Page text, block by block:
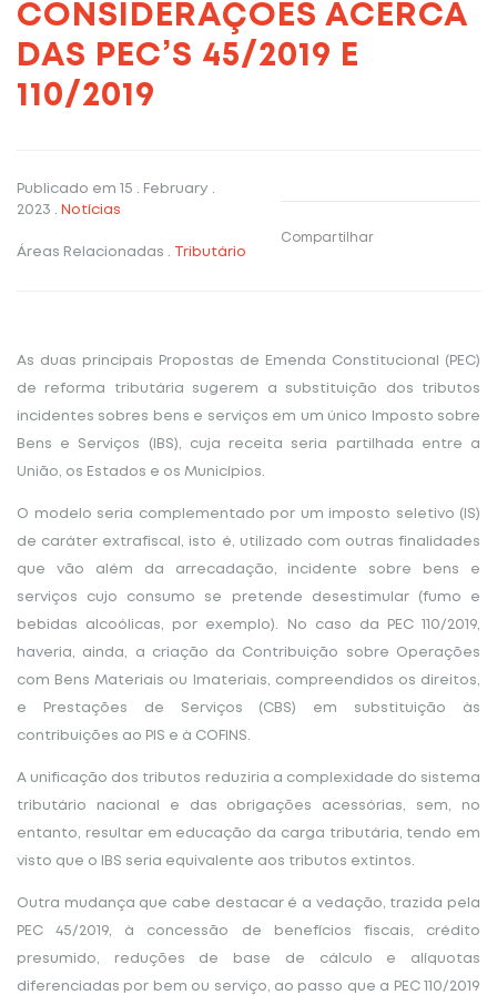
CONSIDERAÇÕES ACERCA
DAS PEC’S 45/2019 E
110/2019
Publicado em
15 . February .
2023
Notícias
Áreas Relacionadas Tributário
Compartilhar
As duas principais Propostas de Emenda Constitucional (PEC)
de reforma tributária sugerem a substituição dos tributos
incidentes sobres bens e serviços em um único Imposto sobre
Bens e Serviços (IBS), cuja receita seria partilhada entre a
União, os Estados e os Municípios.
O modelo seria complementado por um imposto seletivo (IS)
de caráter extrafiscal, isto é, utilizado com outras finalidades
que vão além da arrecadação, incidente sobre bens e
serviços cujo consumo se pretende desestimular (fumo e
bebidas alcoólicas, por exemplo). No caso da PEC 110/2019,
haveria, ainda, a criação da Contribuição sobre Operações
com Bens Materiais ou Imateriais, compreendidos os direitos,
e Prestações de Serviços (CBS) em substituição às
contribuições ao PIS e à COFINS.
A unificação dos tributos reduziria a complexidade do sistema
tributário nacional e das obrigações acessórias, sem, no
entanto, resultar em educação da carga tributária, tendo em
visto que o IBS seria equivalente aos tributos extintos.
Outra mudança que cabe destacar é a vedação, trazida pela
PEC 45/2019, à concessão de benefícios fiscais, crédito
presumido, reduções de base de cálculo e alíquotas
diferenciadas por bem ou serviço, ao passo que a PEC 110/2019